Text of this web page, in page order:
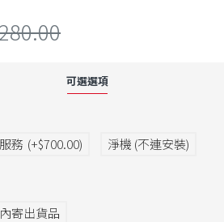
可選選項
務 (+$700.00) 淨機 (不連安裝)
寄出貨品